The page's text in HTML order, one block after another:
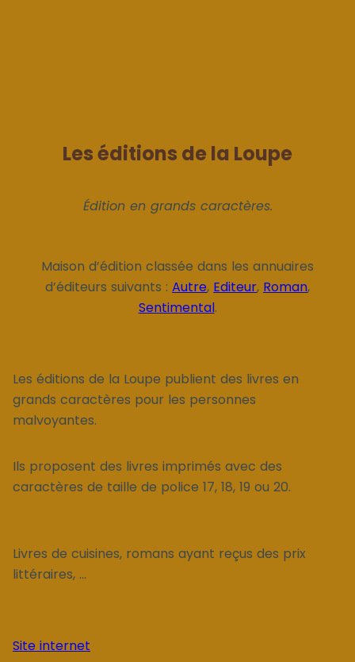
Les éditions de la Loupe
Édition en grands caractères.
Maison d’édition classée dans les annuaires
d’éditeurs suivants : Autre, Editeur, Roman,
Sentimental.
Les éditions de la Loupe publient des livres en
grands caractères pour les personnes
malvoyantes.
Ils proposent des livres imprimés avec des
caractères de taille de police 17, 18, 19 ou 20.
Livres de cuisines, romans ayant reçus des prix
littéraires, ...
Site internet